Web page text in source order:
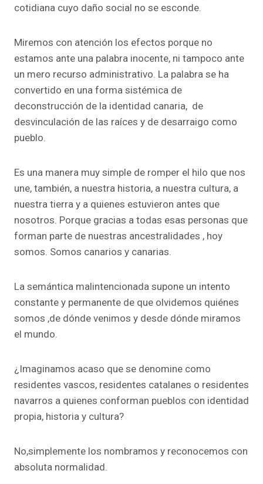
cotidiana cuyo daño social no se esconde.
Miremos con atención los efectos porque no
estamos ante una palabra inocente, ni tampoco ante
un mero recurso administrativo. La palabra se ha
convertido en una forma sistémica de
deconstrucción de la identidad canaria, de
desvinculación de las raíces y de desarraigo como
pueblo.
Es una manera muy simple de romper el hilo que nos
une, también, a nuestra historia, a nuestra cultura, a
nuestra tierra y a quienes estuvieron antes que
nosotros. Porque gracias a todas esas personas que
forman parte de nuestras ancestralidades , hoy
somos. Somos canarios y canarias.
La semántica malintencionada supone un intento
constante y permanente de que olvidemos quiénes
somos ,de dónde venimos y desde dónde miramos
el mundo.
¿Imaginamos acaso que se denomine como
residentes vascos, residentes catalanes o residentes
navarros a quienes conforman pueblos con identidad
propia, historia y cultura?
No,simplemente los nombramos y reconocemos con
absoluta normalidad.